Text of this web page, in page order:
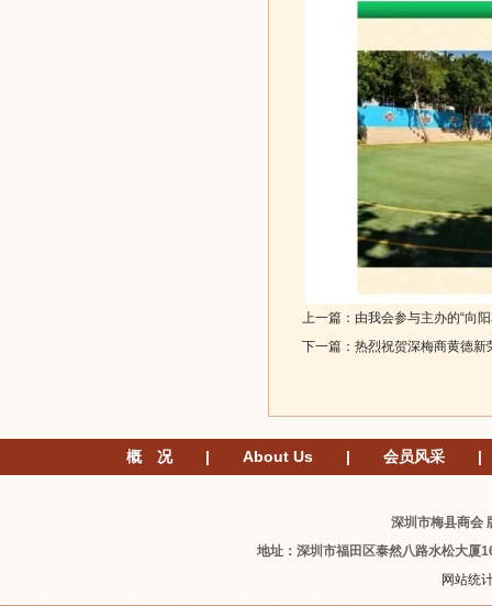
上一篇： 由我会参与主办的“向
下一篇： 热烈祝贺深梅商黄德新
概 况 | About Us | 会员风采 |
深圳市梅县商
地址：深圳市福田区泰然八路水松大厦
网站统